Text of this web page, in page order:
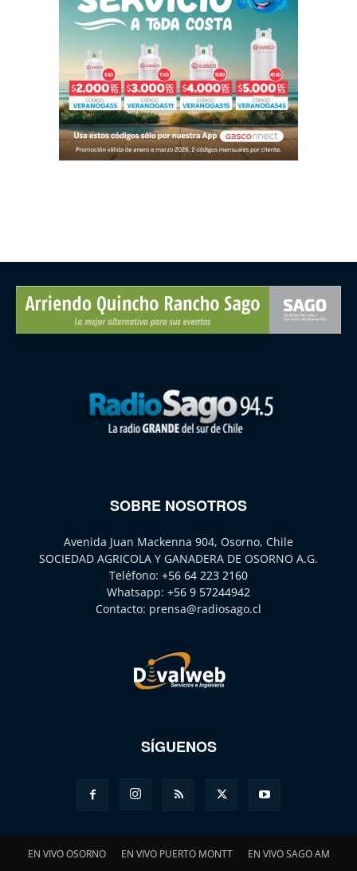
SOBRE NOSOTROS
Avenida Juan Mackenna 904, Osorno, Chile
SOCIEDAD AGRICOLA Y GANADERA DE OSORNO A.G.
Teléfono: +56 64 223 2160
Whatsapp: +56 9 57244942
Contacto: prensa@radiosago.cl
SÍGUENOS
EN VIVO OSORNO EN VIVO PUERTO MONTT EN VIVO SAGO AM